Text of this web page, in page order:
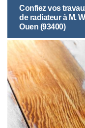
Confiez vos
de radiateur à M.
Ouen (93400)